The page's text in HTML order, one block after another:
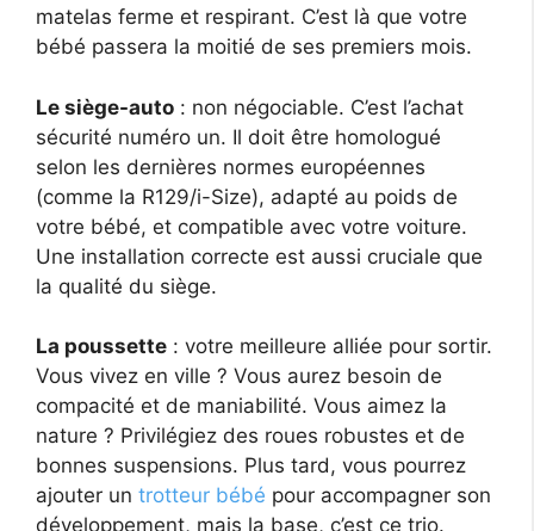
matelas ferme et respirant. C’est là que votre
bébé passera la moitié de ses premiers mois.
Le siège-auto : non négociable. C’est l’achat
sécurité numéro un. Il doit être homologué
selon les dernières normes européennes
(comme la R129/i-Size), adapté au poids de
votre bébé, et compatible avec votre voiture.
Une installation correcte est aussi cruciale que
la qualité du siège.
La poussette : votre meilleure alliée pour sortir.
Vous vivez en ville ? Vous aurez besoin de
compacité et de maniabilité. Vous aimez la
nature ? Privilégiez des roues robustes et de
bonnes suspensions. Plus tard, vous pourrez
ajouter un trotteur bébé pour accompagner son
développement, mais la base, c’est ce trio.